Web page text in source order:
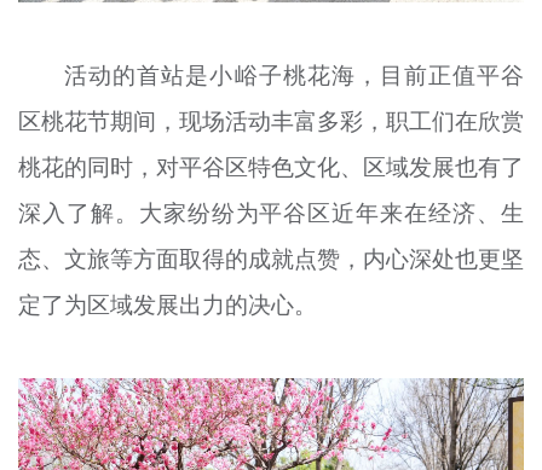
活动的首站是小峪子桃花海，目前正值平谷
区桃花节期间，现场活动丰富多彩，职工们在欣赏
桃花的同时，对平谷区特色文化、区域发展也有了
深入了解。大家纷纷为平谷区近年来在经济、生
态、文旅等方面取得的成就点赞，内心深处也更坚
定了为区域发展出力的决心。